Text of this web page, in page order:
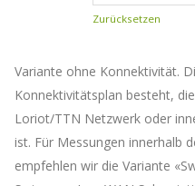
Zurücksetzen
Variante ohne Konnektivität.
Konnektivitätsplan besteht,
Loriot/TTN Netzwerk oder
ist. Für Messungen innerhalb
empfehlen wir die Variante